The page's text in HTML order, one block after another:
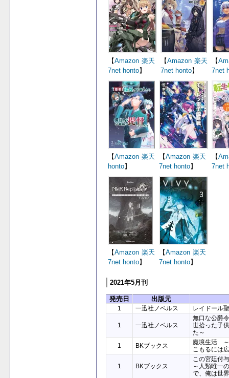
【Amazon 楽天
7net honto】
【Amazon 楽天
7net honto】
【
7net
【Amazon 楽天
honto】
【Amazon 楽天
7net honto】
【
7net
【Amazon 楽天
7net honto】
【Amazon 楽天
7net honto】
2021年5月刊
発売日 出版元
1 一迅社ノベルス レイドール
1 一迅社ノベルス
無口な公爵
世拾った子
た～
1
BKブックス
魔境生活 ～
こもるには
1 BKブックス
この宮廷付
～人類唯一
で、俺は世